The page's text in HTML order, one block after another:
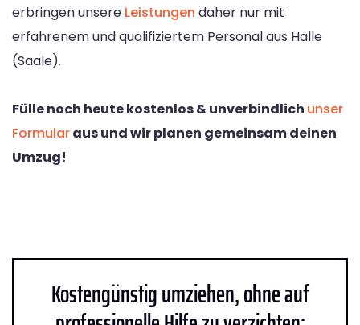
erbringen unsere Leistungen daher nur mit
erfahrenem und qualifiziertem Personal aus Halle
(Saale).
Fülle noch heute kostenlos & unverbindlich unser
Formularaus und wir planen gemeinsam deinen
Umzug!
Kostengünstig umziehen, ohne auf